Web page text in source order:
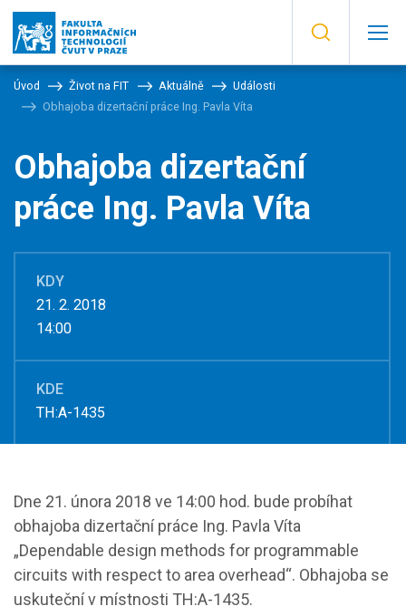
Úvod Život na FIT Aktuálně
Události
Obhajoba dizertační práce Ing. Pavla Víta
Obhajoba dizertační
práce Ing. Pavla Víta
KDY
21. 2. 2018
14:00
KDE
TH:A-1435
Dne 21. února 2018 ve 14:00 hod. bude probíhat
obhajoba dizertační práce Ing. Pavla Víta
„Dependable design methods for programmable
circuits with respect to area overhead“. Obhajoba se
uskuteční v místnosti TH:A-1435.